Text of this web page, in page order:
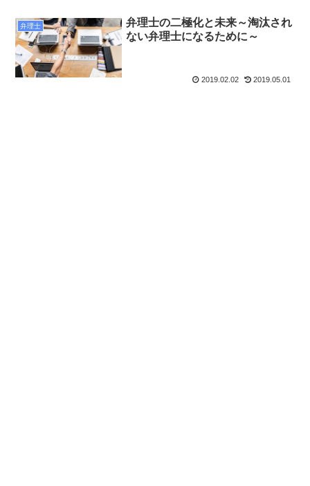
弁理士
弁理士の二極化と未来～淘汰され
ない弁理士になるために～
2019.02.02 2019.05.01